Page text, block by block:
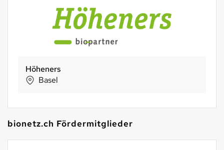
Delinat AG
Sankt Gallen
bionetz.ch Fördermitglieder